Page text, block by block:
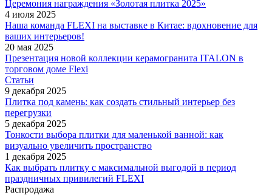
Церемония награждения «Золотая плитка 2025»
4 июля 2025
Наша команда FLEXI на выставке в Китае: вдохновение для
ваших интерьеров!
20 мая 2025
Презентация новой коллекции керамогранита ITALON в
торговом доме Flexi
Статьи
9 декабря 2025
Плитка под камень: как создать стильный интерьер без
перегрузки
5 декабря 2025
Тонкости выбора плитки для маленькой ванной: как
визуально увеличить пространство
1 декабря 2025
Как выбрать плитку с максимальной выгодой в период
праздничных привилегий FLEXI
Распродажа